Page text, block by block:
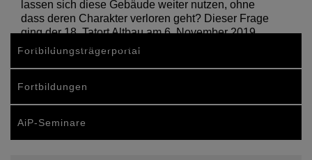
lassen sich diese Gebäude weiter nutzen, ohne
dass deren Charakter verloren geht? Dieser Frage
ging der 18. Tatort Altbau am 6. November 2019
nach, zu dem rund 120…
Fortbildungsträgerportal
Fortbildungen
AiP-Seminare